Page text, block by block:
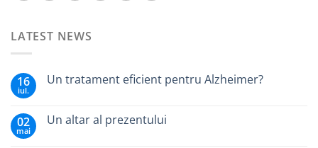
LATEST NEWS
16
iul.
Un tratament eficient pentru Alzheimer?
02
mai
Un altar al prezentului